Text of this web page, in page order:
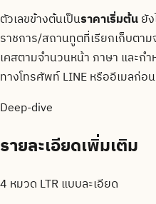
ตัวเลขข้างต้นเป็นราคาเริ่มต้นยั
ราชการ/สถานทูตที่เรียกเก็บตา
เคสตามจำนวนหน้า ภาษา และ
ทางโทรศัพท์ LINE หรืออีเมลก่อ
Deep-dive
รายละเอียดเพิ่มเติม
4 หมวด LTR แบบละเอียด